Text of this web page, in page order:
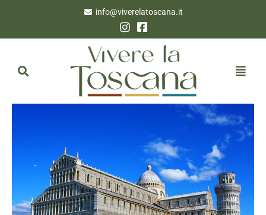
info@viverelatoscana.it